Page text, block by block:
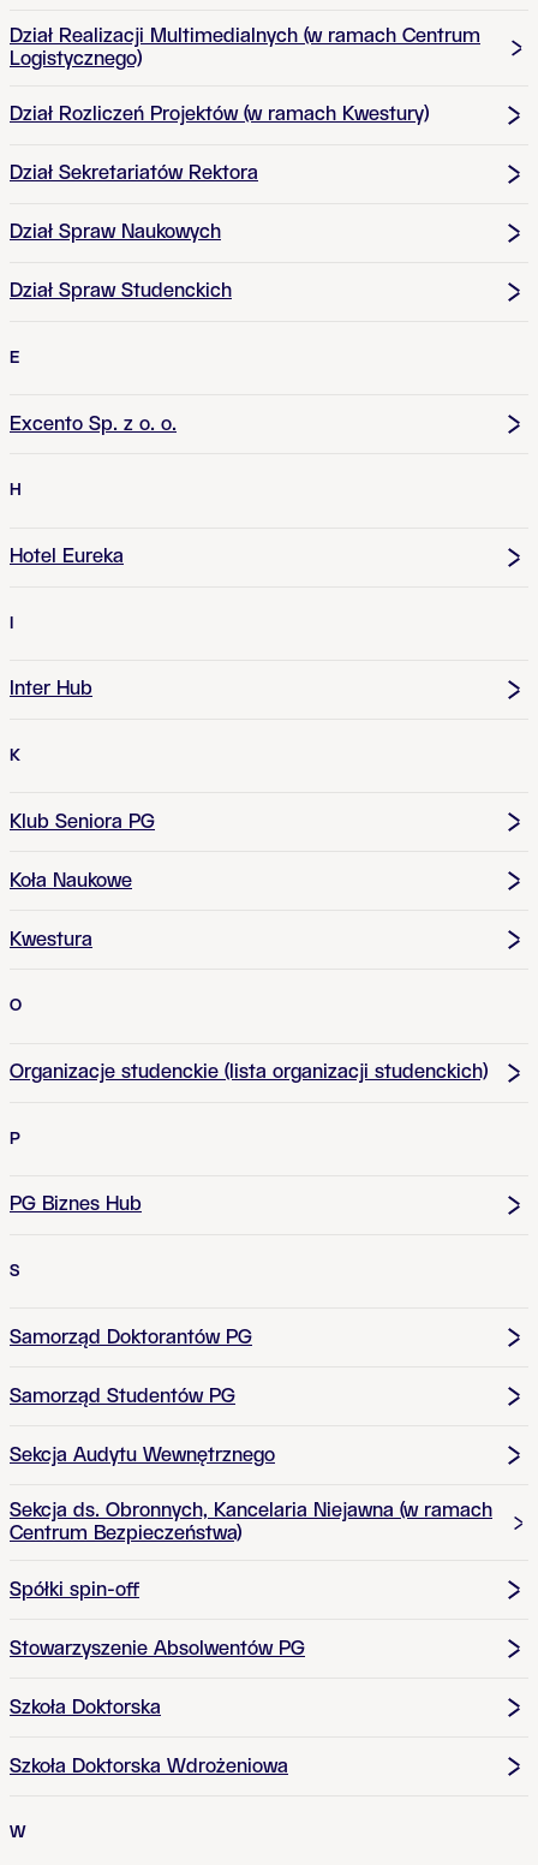
Dział Realizacji Multimedialnych (w ramach Centrum
Logistycznego)
Dział Rozliczeń Projektów (w ramach Kwestury)
Dział Sekretariatów Rektora
Dział Spraw Naukowych
Dział Spraw Studenckich
E
Excento Sp. z o. o.
H
Hotel Eureka
Inter Hub
K
Klub Seniora PG
Koła Naukowe
Kwestura
O
Organizacje studenckie (lista organizacji studenckich)
P
PG Biznes Hub
S
Samorząd Doktorantów PG
Samorząd Studentów PG
Sekcja Audytu Wewnętrznego
Sekcja ds. Obronnych, Kancelaria Niejawna (w ramach
Centrum Bezpieczeństwa)
Spółki spin-off
Stowarzyszenie Absolwentów PG
Szkoła Doktorska
Szkoła Doktorska Wdrożeniowa
W